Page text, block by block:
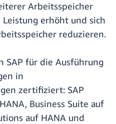
Arbeitsspeicher
erhöht und sich
reduzieren.
SAP für die Ausführung
in
zertifiziert: SAP
Business Suite auf
auf HANA und